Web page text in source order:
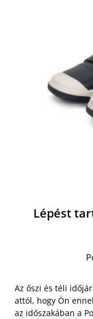
Lépést
Az őszi és téli
attól, hogy Ön
az időszakában a